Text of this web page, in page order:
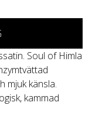
Soul of Himla
mjuk känsla.
kammad